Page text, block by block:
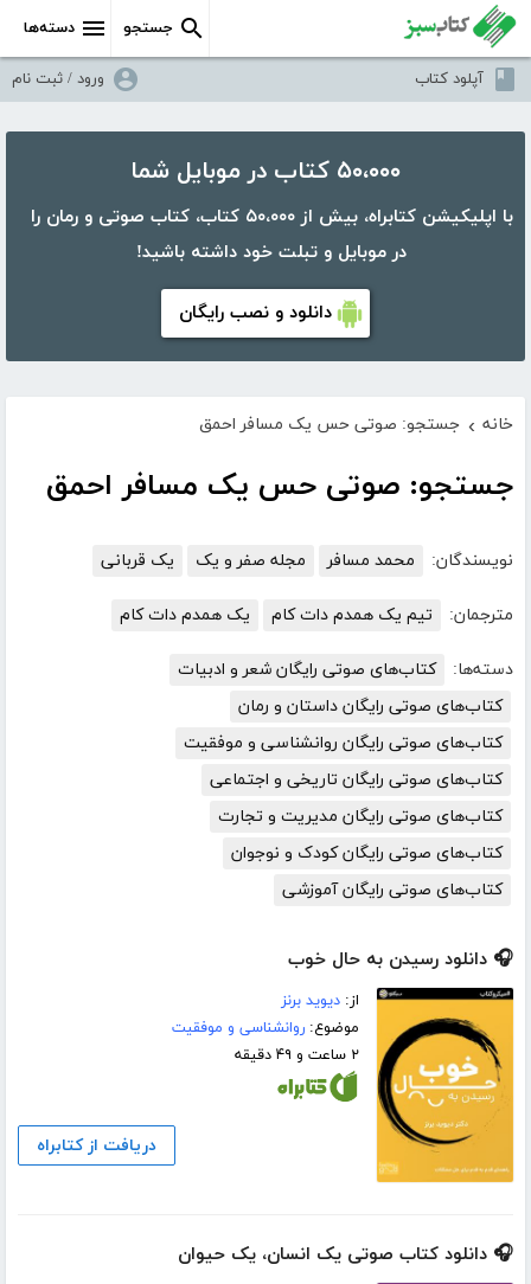
دسته‌ها جستجو
آپلود کتاب ورود / ثبت نام
۵۰،۰۰۰ کتاب در موبایل شما
با اپلیکیشن کتابراه، بیش از ۵۰،۰۰۰ کتاب، کتاب صوتی و رمان را
در موبایل و تبلت خود داشته باشید!
دانلود و نصب رایگان
خانه › جستجو: صوتی حس یک مسافر احمق
جستجو: صوتی حس یک مسافر احمق
نویسندگان: محمد مسافر مجله صفر و یک یک قربانی
مترجمان: تیم یک همدم دات کام یک همدم دات کام
دسته‌ها:
کتاب‌های صوتی رایگان شعر و ادبیات
کتاب‌های صوتی رایگان داستان و رمان
کتاب‌های صوتی رایگان روانشناسی و موفقیت
کتاب‌های صوتی رایگان تاریخی و اجتماعی
کتاب‌های صوتی رایگان مدیریت و تجارت
کتاب‌های صوتی رایگان کودک و نوجوان
کتاب‌های صوتی رایگان آموزشی
🎧 دانلود رسیدن به حال خوب
از:دیوید برنز
موضوع:روانشناسی و موفقیت
۲ ساعت و ۴۹ دقیقه
دریافت از کتابراه
🎧 دانلود کتاب صوتی یک انسان، یک حیوان